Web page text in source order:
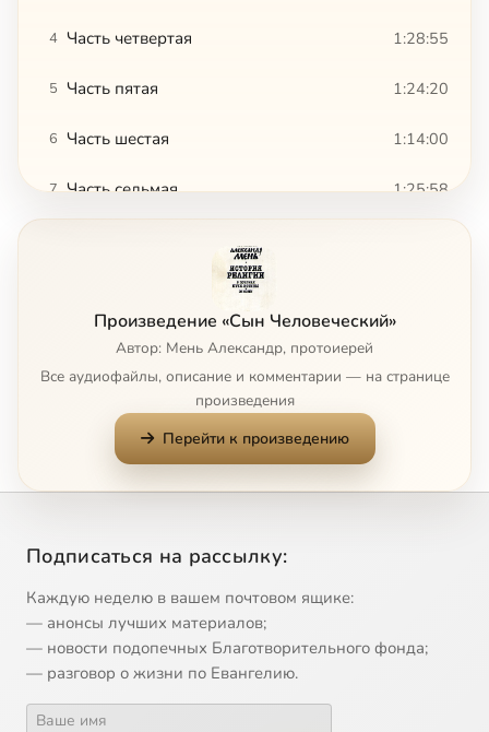
4 Часть четвертая 1:28:55
5 Часть пятая 1:24:20
6 Часть шестая 1:14:00
7 Часть седьмая 1:25:58
Часть десятая
Произведение «Сын Человеческий»
Автор: Мень Александр, протоиерей
Все аудиофайлы, описание и комментарии — на странице
произведения
Перейти к произведению
Подписаться на рассылку:
Каждую неделю в вашем почтовом ящике:
— анонсы лучших материалов;
— новости подопечных Благотворительного фонда;
— разговор о жизни по Евангелию.